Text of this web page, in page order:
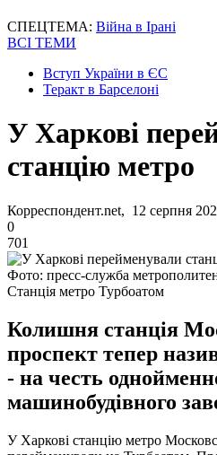
СПЕЦТЕМА: Війна в Ірані
ВСІ ТЕМИ
Вступ України в ЄС
Теракт в Барселоні
У Харкові
станцію метро
Корреспондент.net, 12 серпня
0
701
Фото: пресс-служба
Станція метро Турбоатом
Колишня станція
проспект тепер
- на честь
машинобудівного
У Харкові станцію метро